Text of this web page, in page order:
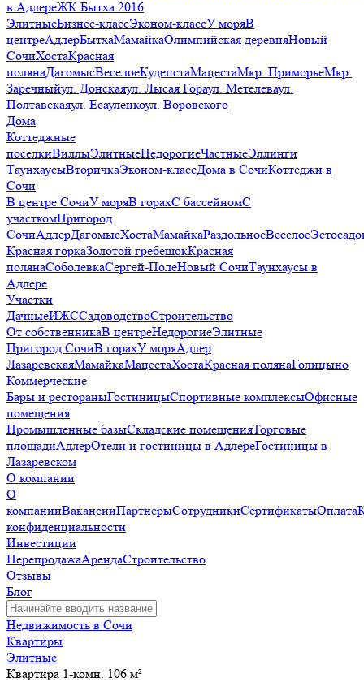
в АдлереЖК Бытха 2016
ЭлитныеБизнес-классЭконом-классУ моряВ
центреАдлерБытхаМамайкаОлимпийская деревняНовый
СочиХостаКрасная
полянаДагомысВеселоеКудепстаМацестаМкр. ПриморьеМкр.
Заречныйул. Донскаяул. Лысая Гораул. Метелеваул.
Полтавскаяул. Есауленкоул. Воровского
Дома
Коттеджные
поселкиВиллыЭлитныеНедорогиеЧастныеЭллинги
ТаунхаусыВторичкаЭконом-классДома в СочиКоттеджи в
Сочи
В центре СочиУ моряВ горахС бассейномС
участкомПригород
СочиАдлерДагомысХостаМамайкаРаздольноеВеселое
Красная горкаЗолотой гребешокКрасная
полянаСоболевкаСергей-ПолеНовый СочиТаунхаусы в
Адлере
Участки
ДачныеИЖССадоводствоСтроительство
От собственникаВ центреНедорогиеЭлитные
Пригород СочиВ горахУ моряАдлер
ЛазаревскаяМамайкаМацестаХостаКрасная полянаГолицыно
Коммерческие
Бары и рестораныГостиницыСпортивные комплексыОфисные
помещения
Промышленные базыСкладские помещенияТорговые
площадиАдлерОтели и гостиницы в АдлереГостиницы в
Лазаревском
О компании
О
компанииВакансииПартнерыСотрудникиСертификатыОплата
конфиденциальности
Инвестиции
ПерепродажаАрендаСтроительство
Отзывы
Блог
Недвижимость в Сочи
Квартиры
Элитные
Квартира 1-комн. 106 м²